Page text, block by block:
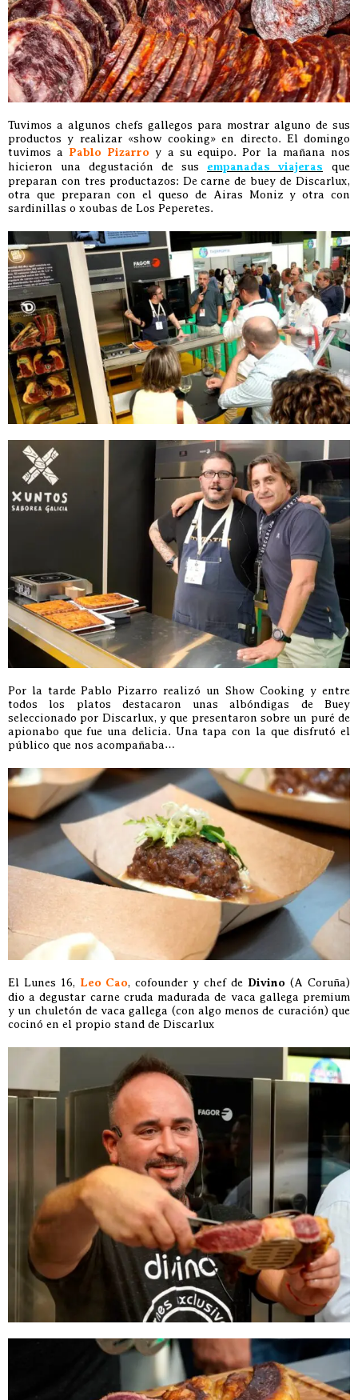
Tuvimos a algunos chefs gallegos para mostrar alguno de sus
productos y realizar «show cooking» en directo. El domingo
tuvimos a Pablo Pizarro y a su equipo. Por la mañana nos
hicieron una degustación de sus empanadas viajeras que
preparan con tres productazos: De carne de buey de Discarlux,
otra que preparan con el queso de Airas Moniz y otra con
sardinillas o xoubas de Los Peperetes.
Por la tarde Pablo Pizarro realizó un Show Cooking y entre
todos los platos destacaron unas albóndigas de Buey
seleccionado por Discarlux, y que presentaron sobre un puré de
apionabo que fue una delicia. Una tapa con la que disfrutó el
público que nos acompañaba…
El Lunes 16, Leo Cao, cofounder y chef de Divino (A Coruña)
dio a degustar carne cruda madurada de vaca gallega premium
y un chuletón de vaca gallega (con algo menos de curación) que
cocinó en el propio stand de Discarlux